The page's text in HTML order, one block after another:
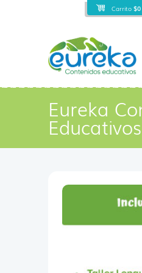
Carrito $0
Eureka
Educativos